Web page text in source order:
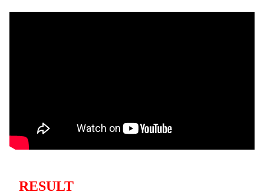
RESULT